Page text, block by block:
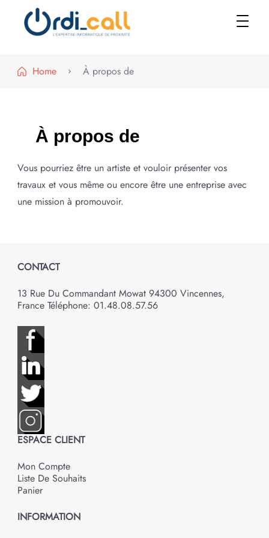
Home
À propos de
À propos de
Vous pourriez être un artiste et vouloir présenter vos
travaux et vous même ou encore être une entreprise avec
une mission à promouvoir.
CONTACT
13 Rue Du Commandant Mowat 94300 Vincennes,
France Téléphone: 01.48.08.57.56
ESPACE CLIENT
Mon Compte
Liste De Souhaits
Panier
INFORMATION